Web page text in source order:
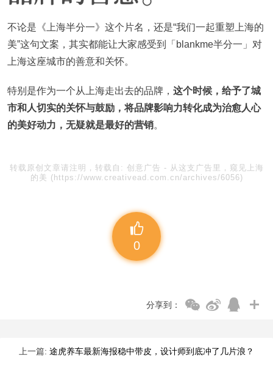
不论是《上海半分一》这个片名，还是“我们一起重塑上海的
美”这句文案，其实都能让大家感受到「blankme半分一」对
上海这座城市的善意和关怀。
特别是作为一个从上海走出去的品牌， 这个时候，给予了城
市和人切实的关怀与鼓励，将品牌影响力转化成为治愈人心
的美好动力，无疑就是最好的营销。
转载原创文章请注明，转载自: 创意广告 - 从这支广告里，窥见上海
的美 (https://www.creativead.com.cn/archives/6056)
0
分享到：
上一篇: 途虎养车最新海报稳中带皮，设计师到底冲了几片浪？